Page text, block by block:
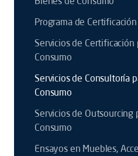
Programa de
Servicios de Certificación
Consumo
Servicios de Consultoría
Consumo
Servicios de Outsourcing
Consumo
Ensayos en Muebles,